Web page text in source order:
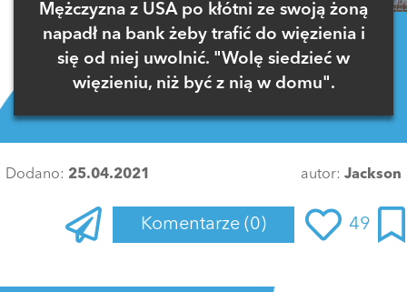
Mężczyzna z USA po kłótni ze swoją żoną
napadł na bank żeby trafić do więzienia i
się od niej uwolnić. "Wolę siedzieć w
więzieniu, niż być z nią w domu".
Dodano: 25.04.2021 autor: Jackson
Komentarze (0) 49